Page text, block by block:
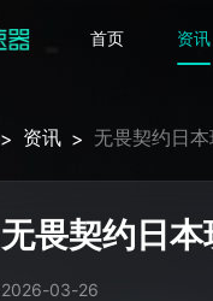
首页 资讯
> 资讯 > 无畏契约日
无畏契约日本
2026-03-26